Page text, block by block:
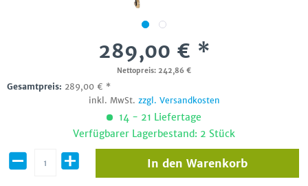
289,00 € *
Nettopreis: 242,86 €
Gesamtpreis: 289,00 € *
inkl. MwSt. zzgl. Versandkosten
14 - 21 Liefertage
Verfügbarer Lagerbestand: 2 Stück
In den Warenkorb